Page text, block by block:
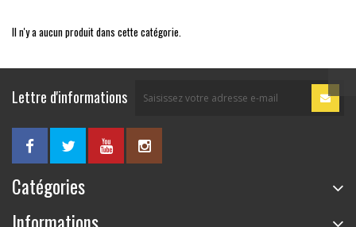
Il n'y a aucun produit dans cette catégorie.
Lettre d'informations
Catégories